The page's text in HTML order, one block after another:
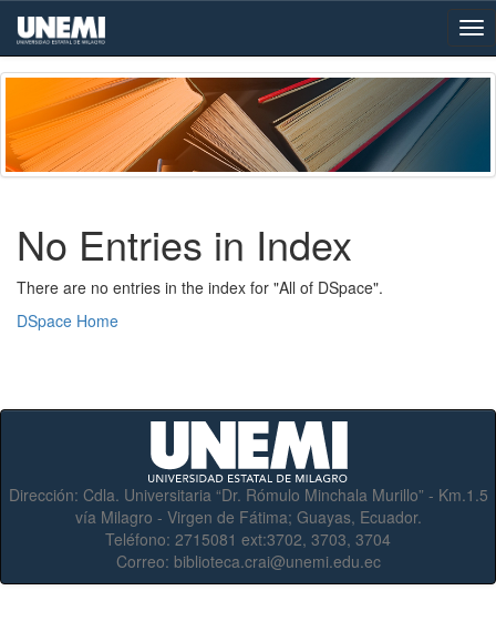
Skip
navigation
No Entries in Index
There are no entries in the index for "All of DSpace".
DSpace Home
Dirección: Cdla. Universitaria “Dr. Rómulo Minchala Murillo” - Km.1.5
vía Milagro - Virgen de Fátima; Guayas, Ecuador.
Teléfono: 2715081 ext:3702, 3703, 3704
Correo: biblioteca.crai@unemi.edu.ec